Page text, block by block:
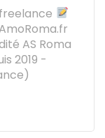
AS Roma
2019 -